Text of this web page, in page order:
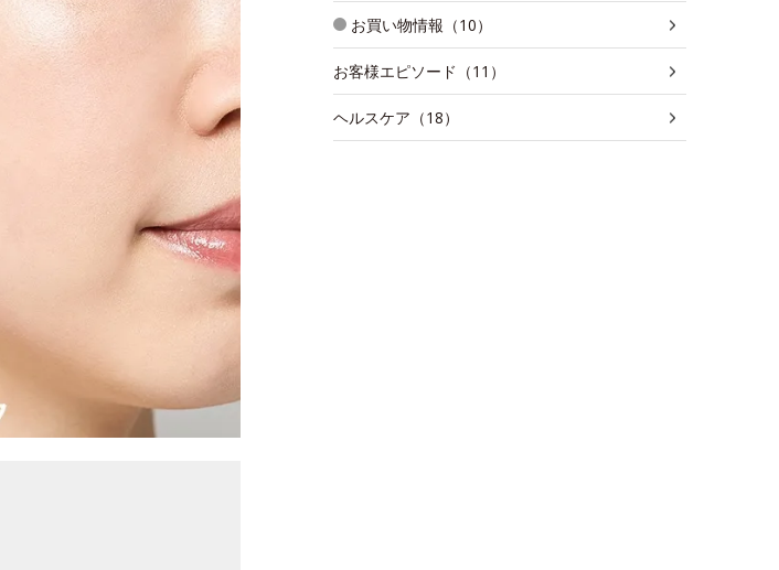
お買い物情報（10）
お客様エピソード（11）
ヘルスケア（18）